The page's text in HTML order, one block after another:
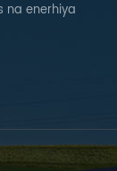
enerhiya